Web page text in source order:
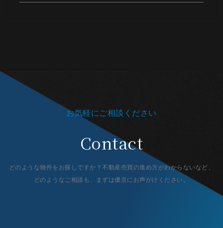
お気軽にご相談ください
Contact
どのような物件をお探しですか？不動産売買の進め方がわからないなど、
どのようなご相談も、まずは優京にお声がけください。